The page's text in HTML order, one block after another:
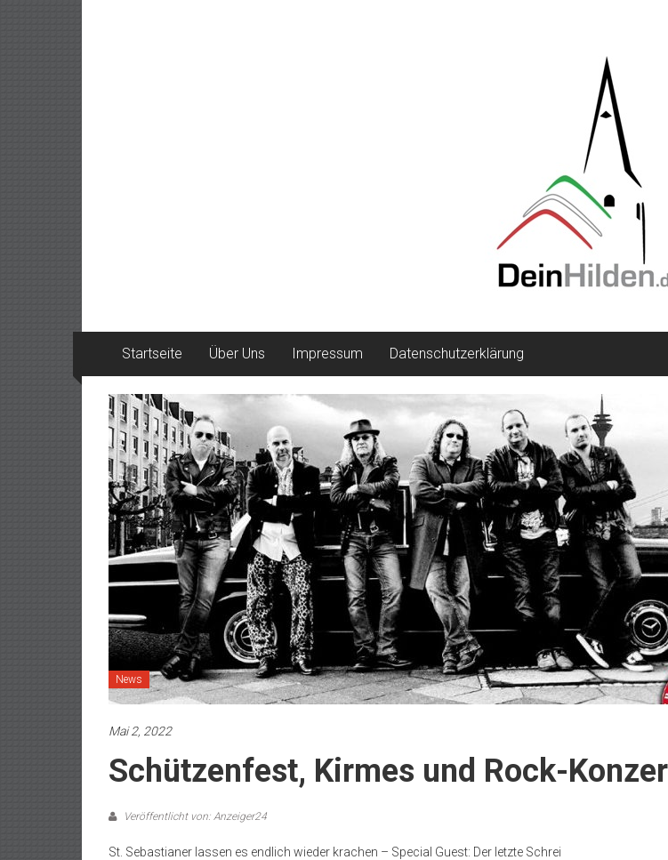
Startseite Über Uns Impressum Datenschutzerklärung
News
Mai 2, 2022
Schützenfest, Kirmes und Rock-
Veröffentlicht von: Anzeiger24
St. Sebastianer lassen es endlich wieder krachen – Special Guest: Der letzte Schrei